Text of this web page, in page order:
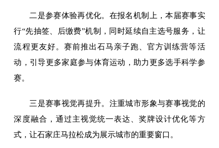
二是参赛体验再优化。在报名机制上，本届赛事实
行“先抽签、后缴费”机制，同时延续自主选号服务，让
流程更友好。赛前推出石马亲子跑、官方训练营等活
动，引导更多家庭参与体育运动，助力更多选手科学参
赛。
三是赛事视觉再提升。注重城市形象与赛事视觉的
深度融合，通过主视觉统一表达、奖牌设计优化等方
式，让石家庄马拉松成为展示城市的重要窗口。